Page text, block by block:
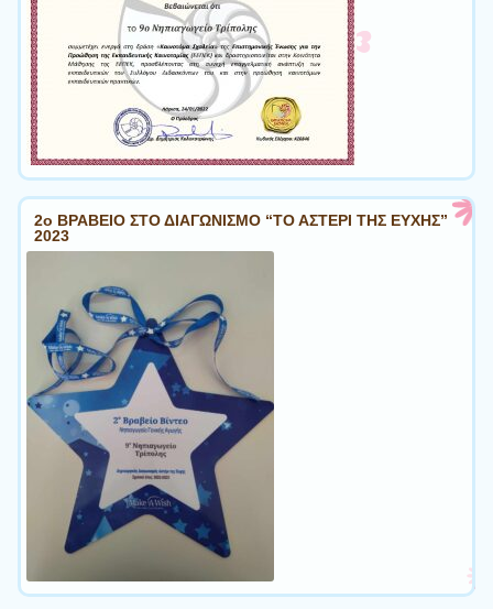
2ο ΒΡΑΒΕΙΟ ΣΤΟ ΔΙΑΓΩΝΙΣΜΟ “ΤΟ ΑΣΤΕΡΙ ΤΗΣ ΕΥΧΗΣ”
2023